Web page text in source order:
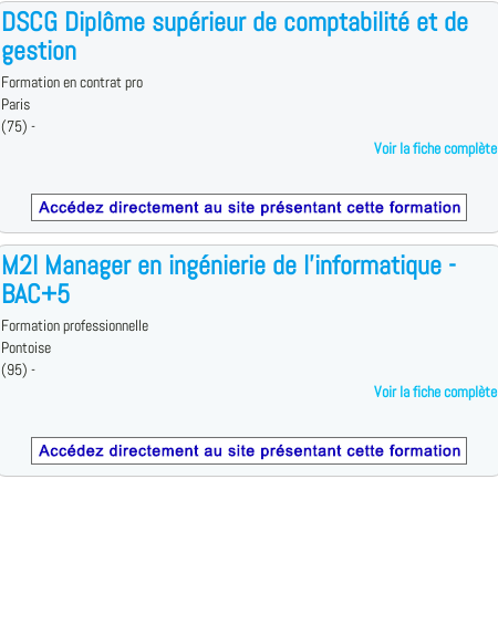
DSCG Diplôme supérieur de comptabilité et de
gestion
Formation en contrat pro
Paris
(75) -
Voir la fiche complète
M2I Manager en ingénierie de l'informatique -
BAC+5
Formation professionnelle
Pontoise
(95) -
Voir la fiche complète